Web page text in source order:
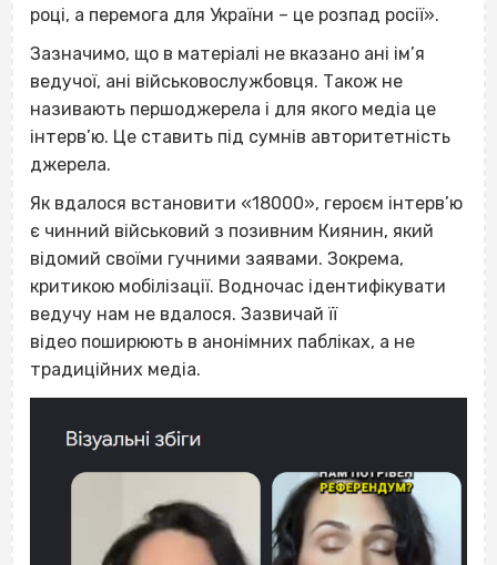
році, а перемога для України – це розпад росії».
Зазначимо, що в матеріалі не вказано ані ім’я
ведучої, ані військовослужбовця. Також не
називають першоджерела і для якого медіа це
інтерв’ю. Це ставить під сумнів авторитетність
джерела.
Як вдалося встановити «18000», героєм інтерв’ю
є чинний військовий з позивним Киянин, який
відомий своїми гучними заявами. Зокрема,
критикою мобілізації. Водночас ідентифікувати
ведучу нам не вдалося. Зазвичай її
відео поширюють в анонімних пабліках, а не
традиційних медіа.